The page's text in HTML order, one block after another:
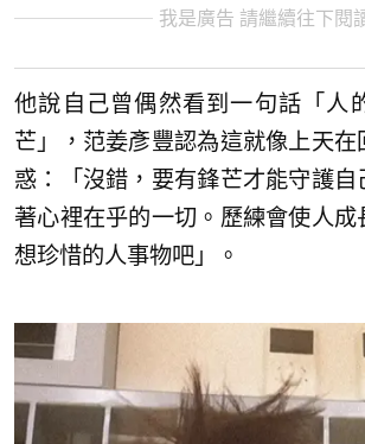
我是廣告 請繼續往下閱
他說自己曾偶然看到一句話「人
芒」，范姜彥豐認為這就像上天在
惑：「沒錯，要有鋒芒才能守護自
著心裡在乎的一切。歷練會使人成
想珍惜的人事物吧」。